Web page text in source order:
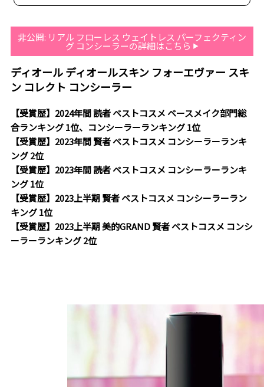
非公開: リアル フローレス ウェイトレス パーフェクティン
グ コンシーラーの詳細はこちら
ディオール ディオールスキン フォーエヴァー スキ
ン コレクト コンシーラー
【受賞歴】2024年間 読者 ベストコスメ ベースメイク部門総
合ランキング 1位、コンシーラーランキング 1位
【受賞歴】2023年間 賢者 ベストコスメ コンシーラーランキ
ング 2位
【受賞歴】2023年間 読者 ベストコスメ コンシーラーランキ
ング 1位
【受賞歴】2023上半期 賢者 ベストコスメ コンシーラーラン
キング 1位
【受賞歴】2023上半期 美的GRAND 賢者 ベストコスメ コンシ
ーラーランキング 2位